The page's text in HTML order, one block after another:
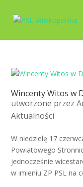
Wincenty Witos w
utworzone przez
Aktualności
W niedzielę 17
Powiatowego
jednocześnie
w imieniu ZP PSL na